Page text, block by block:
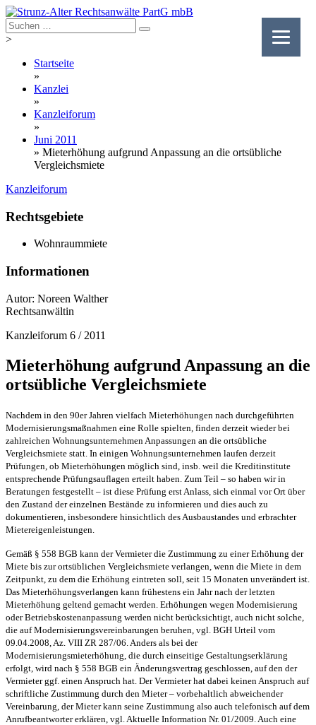
Skip
to
content
>
Startseite
»
Kanzlei
»
Kanzleiforum
»
Juni 2011
» Mieterhöhung aufgrund Anpassung an die ortsübliche
Vergleichsmiete
Kanzleiforum
Rechtsgebiete
Wohnraummiete
Informationen
Autor: Noreen Walther
Rechtsanwältin
Kanzleiforum 6 / 2011
Mieterhöhung aufgrund Anpassung an die
ortsübliche Vergleichsmiete
Nachdem in den 90er Jahren vielfach Mieterhöhungen nach durchgeführten
Modernisierungsmaßnahmen eine Rolle spielten, finden derzeit wieder bei
zahlreichen Wohnungsunternehmen Anpassungen an die ortsübliche
Vergleichsmiete statt. In einigen Wohnungsunternehmen laufen derzeit
Prüfungen, ob Mieterhöhungen möglich sind, insb. weil die Kreditinstitute
entsprechende Prüfungsauflagen erteilt haben. Zum Teil – so haben wir in
Beratungen festgestellt – ist diese Prüfung erst Anlass, sich einmal vor Ort über
den Zustand der einzelnen Bestände zu informieren und dies auch zu
dokumentieren, insbesondere hinsichtlich des Ausbaustandes und erbrachter
Mietereigenleistungen.
Gemäß § 558 BGB kann der Vermieter die Zustimmung zu einer Erhöhung der
Miete bis zur ortsüblichen Vergleichsmiete verlangen, wenn die Miete in dem
Zeitpunkt, zu dem die Erhöhung eintreten soll, seit 15 Monaten unverändert ist.
Das Mieterhöhungsverlangen kann frühestens ein Jahr nach der letzten
Mieterhöhung geltend gemacht werden. Erhöhungen wegen Modernisierung
oder Betriebskostenanpassung werden nicht berücksichtigt, auch nicht solche,
die auf Modernisierungsvereinbarungen beruhen, vgl. BGH Urteil vom
09.04.2008, Az. VIII ZR 287/06. Anders als bei der
Modernisierungsmieterhöhung, die durch einseitige Gestaltungserklärung
erfolgt, wird nach § 558 BGB ein Änderungsvertrag geschlossen, auf den der
Vermieter ggf. einen Anspruch hat. Der Vermieter hat dabei keinen Anspruch auf
schriftliche Zustimmung durch den Mieter – vorbehaltlich abweichender
Vereinbarung, der Mieter kann seine Zustimmung also auch telefonisch auf dem
Anrufbeantworter erklären, vgl. Aktuelle Information Nr. 01/2009. Auch eine